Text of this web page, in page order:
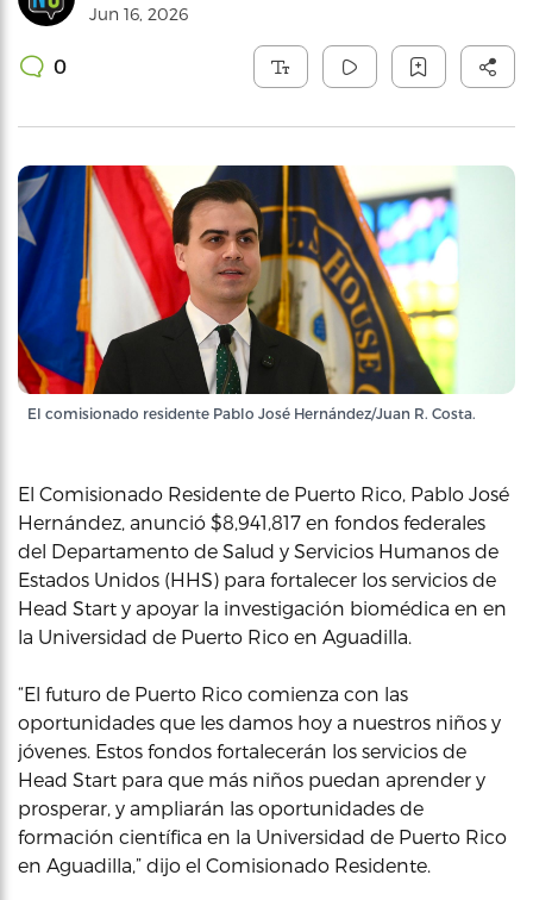
Jun 16, 2026
0
El comisionado residente Pablo José Hernández/Juan R. Costa.
El Comisionado Residente de Puerto Rico, Pablo José
Hernández, anunció $8,941,817 en fondos federales
del Departamento de Salud y Servicios Humanos de
Estados Unidos (HHS) para fortalecer los servicios de
Head Start y apoyar la investigación biomédica en en
la Universidad de Puerto Rico en Aguadilla.
“El futuro de Puerto Rico comienza con las
oportunidades que les damos hoy a nuestros niños y
jóvenes. Estos fondos fortalecerán los servicios de
Head Start para que más niños puedan aprender y
prosperar, y ampliarán las oportunidades de
formación científica en la Universidad de Puerto Rico
en Aguadilla,” dijo el Comisionado Residente.